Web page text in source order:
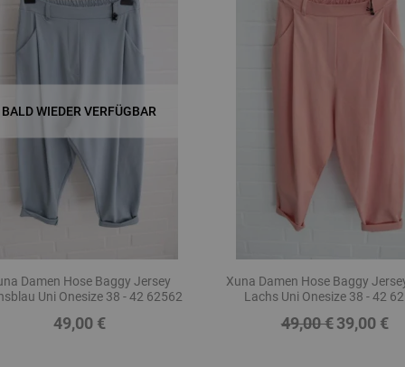
BALD WIEDER VERFÜGBAR
Damen Hose Baggy Jersey
Uni Onesize 38 - 42 62562
Preis
49,00 €
Xuna Damen Hose Baggy
Lachs Uni Onesize 38 - 42
Regulärer
49,00 € Preis
39,00 €